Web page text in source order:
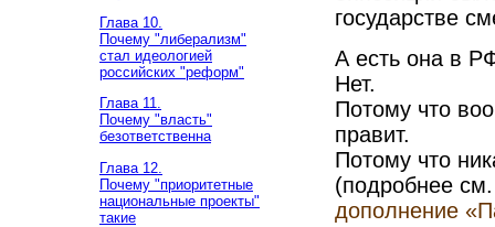
Глава 10.
Почему "либерализм"
стал идеологией
российских "реформ"
Глава 11.
Почему "власть"
безответственна
Глава 12.
Почему "приоритетные
национальные проекты"
такие
государстве
А есть она в
Нет.
Потому что
правит.
Потому что
(подробнее
дополнение